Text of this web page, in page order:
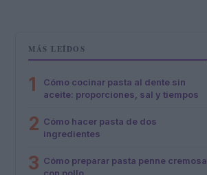
MÁS LEÍDOS
1
Cómo cocinar pasta al dente sin
aceite: proporciones, sal y tiempos
2 Cómo hacer pasta de dos
ingredientes
3 Cómo preparar pasta penne cremosa